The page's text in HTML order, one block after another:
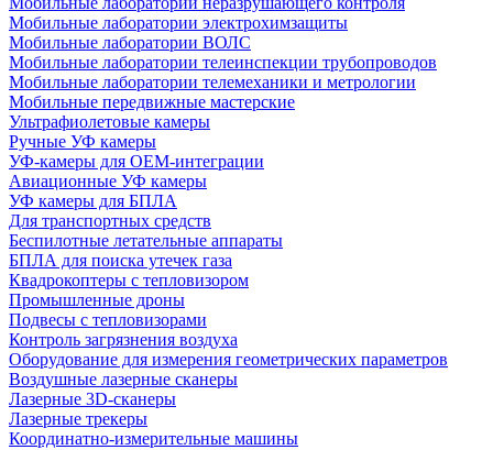
Мобильные лаборатории электрохимзащиты
Мобильные лаборатории ВОЛС
Мобильные лаборатории телеинспекции трубопроводов
Мобильные лаборатории телемеханики и метрологии
Мобильные передвижные мастерские
Ультрафиолетовые камеры
Ручные УФ камеры
УФ-камеры для OEM-интеграции
Авиационные УФ камеры
УФ камеры для БПЛА
Для транспортных средств
Беспилотные летательные аппараты
БПЛА для поиска утечек газа
Квадрокоптеры с тепловизором
Промышленные дроны
Подвесы с тепловизорами
Контроль загрязнения воздуха
Оборудование для измерения геометрических параметров
Воздушные лазерные сканеры
Лазерные 3D-сканеры
Лазерные трекеры
Координатно-измерительные машины